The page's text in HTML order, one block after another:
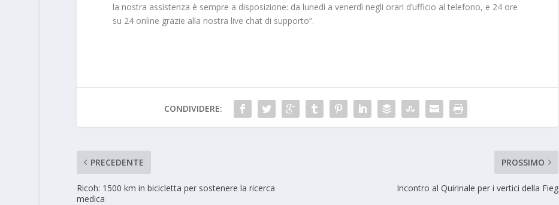
la nostra assistenza è sempre a disposizione: da lunedì a venerdì negli orari d’ufficio al telefono, e 24 ore
su 24 online grazie alla nostra live chat di supporto”.
CONDIVIDERE:
PRECEDENTE
Ricoh: 1500 km in bicicletta per sostenere la ricerca
medica
PROSSIMO
Incontro al Quirinale per i vertici della Fieg